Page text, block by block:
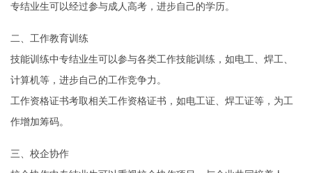
专结业生可以经过参与成人高考，进步自己的学历。
二、工作教育训练
技能训练中专结业生可以参与各类工作技能训练，如电工、焊工、
计算机等，进步自己的工作竞争力。
工作资格证书考取相关工作资格证书，如电工证、焊工证等，为工
作增加筹码。
三、校企协作